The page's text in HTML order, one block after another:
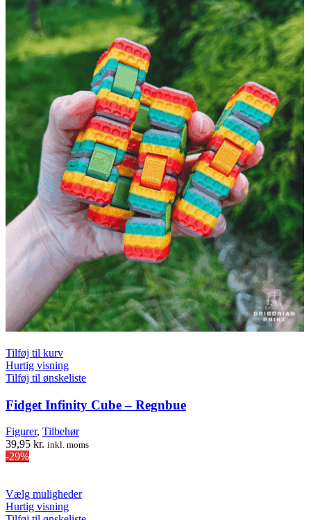
Tilføj til kurv
Hurtig visning
Tilføj til ønskeliste
Fidget Infinity Cube – Regnbue
Figurer, Tilbehør
39,95 kr. inkl. moms
-29%
Vælg mulighederDette
Hurtig visning